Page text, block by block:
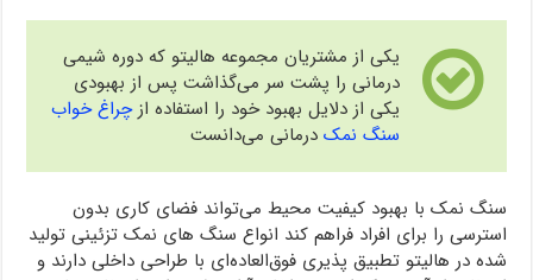
یکی از مشتریان مجموعه هالیتو که دوره شیمی
درمانی را پشت سر می‌گذاشت پس از بهبودی
یکی از دلایل بهبود خود را استفاده ازچراغ خواب
سنگ نمک درمانی می‌دانست
سنگ نمک با بهبود کیفیت محیط می‌تواند فضای کاری بدون
استرسی را برای افراد فراهم کند انواع سنگ های نمک تزئینی تولید
شده در هالیتو تطبیق پذیری فوق‌العاده‌ای با طراحی داخلی دارند و